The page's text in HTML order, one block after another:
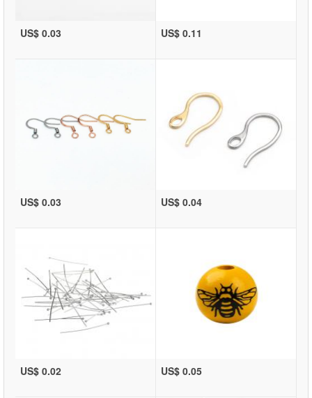
US$ 0.03 US$ 0.11
US$ 0.03 US$ 0.04
US$ 0.02 US$ 0.05